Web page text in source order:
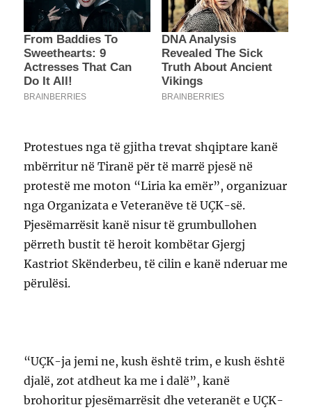
Protestues nga të gjitha trevat shqiptare kanë
mbërritur në Tiranë për të marrë pjesë në
protestë me moton “Liria ka emër”, organizuar
nga Organizata e Veteranëve të UÇK-së.
Pjesëmarrësit kanë nisur të grumbullohen
përreth bustit të heroit kombëtar Gjergj
Kastriot Skënderbeu, të cilin e kanë nderuar me
përulësi.
“UÇK-ja jemi ne, kush është trim, e kush është
djalë, zot atdheut ka me i dalë”, kanë
brohoritur pjesëmarrësit dhe veteranët e UÇK-